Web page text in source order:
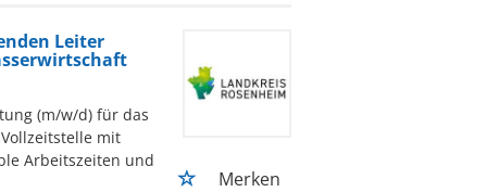
Leiter
(m/w/d) für das
mit
Arbeitszeiten und
Merken